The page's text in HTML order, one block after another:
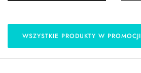
WSZYSTKIE PRODUKTY W PROMOCJI